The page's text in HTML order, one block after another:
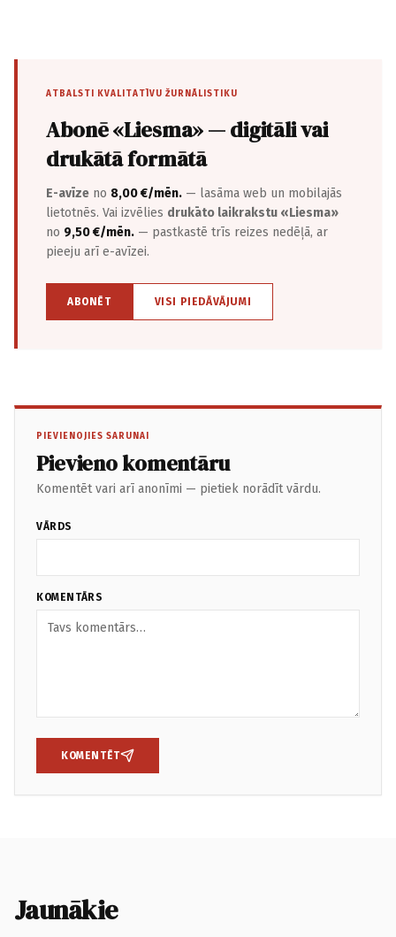
ATBALSTI KVALITATĪVU ŽURNĀLISTIKU
Abonē «Liesma» — digitāli vai
drukātā formātā
E-avīze no 8,00 €/mēn. — lasāma web un mobilajās
lietotnēs. Vai izvēlies drukāto laikrakstu «Liesma»
no 9,50 €/mēn. — pastkastē trīs reizes nedēļā, ar
pieeju arī e-avīzei.
ABONĒT VISI PIEDĀVĀJUMI
PIEVIENOJIES SARUNAI
Pievieno komentāru
Komentēt vari arī anonīmi — pietiek norādīt vārdu.
VĀRDS
KOMENTĀRS
KOMENTĒT
Jaunākie